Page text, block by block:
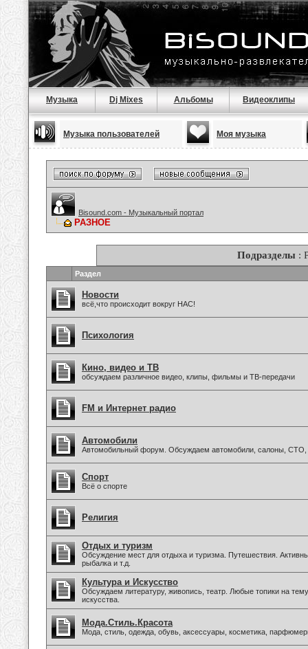
Музыка Dj Mixes Альбомы Видеоклипы
Музыка пользователей Моя музыка
Bisound.com - Музыкальный портал
РАЗНОЕ
Подразделы :
Раздел
Новости
всё,что происходит вокруг НАС!
Психология
Кино, видео и ТВ
обсуждаем различное видео, клипы, фильмы и ТВ-передачи
FM и Интернет радио
Автомобили
Автомобильный форум. Обсуждаем автомобили, салоны, СТО,
Спорт
Всё о спорте
Религия
Отдых и туризм
Обсуждение мест для отдыха и туризма. Путешествия.
рыбалка и т.д.
Культура и Искусство
Обсуждаем литературу, живопись, театр. Любые топики на
искусства.
Мода.Стиль.Красота
Мода, стиль, одежда, обувь, аксессуары, косметика,